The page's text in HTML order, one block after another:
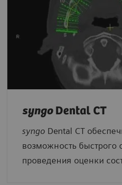
syngoDental CT
syngo Dental CT
возможность быстрого
проведения оценки